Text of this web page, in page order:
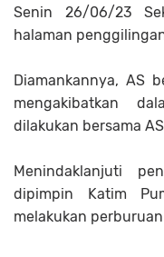
Senin 26/06/23
halaman
Diamankannya, AS
mengakibatkan
dilakukan bersama
Menindaklanjuti
dipimpin Katim
melakukan